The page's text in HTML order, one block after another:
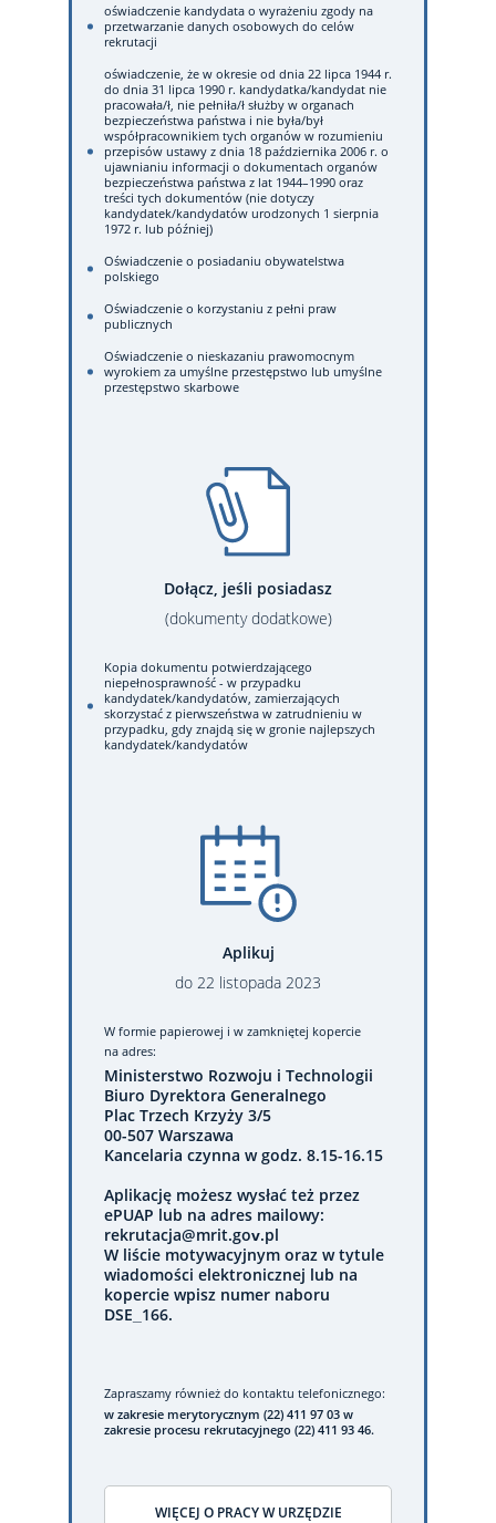
oświadczenie kandydata o wyrażeniu zgody na
przetwarzanie danych osobowych do celów
rekrutacji
oświadczenie, że w okresie od dnia 22 lipca 1944 r.
do dnia 31 lipca 1990 r. kandydatka/kandydat nie
pracowała/ł, nie pełniła/ł służby w organach
bezpieczeństwa państwa i nie była/był
współpracownikiem tych organów w rozumieniu
przepisów ustawy z dnia 18 października 2006 r. o
ujawnianiu informacji o dokumentach organów
bezpieczeństwa państwa z lat 1944–1990 oraz
treści tych dokumentów (nie dotyczy
kandydatek/kandydatów urodzonych 1 sierpnia
1972 r. lub później)
Oświadczenie o posiadaniu obywatelstwa
polskiego
Oświadczenie o korzystaniu z pełni praw
publicznych
Oświadczenie o nieskazaniu prawomocnym
wyrokiem za umyślne przestępstwo lub umyślne
przestępstwo skarbowe
Dołącz, jeśli posiadasz
(dokumenty dodatkowe)
Kopia dokumentu potwierdzającego
niepełnosprawność - w przypadku
kandydatek/kandydatów, zamierzających
skorzystać z pierwszeństwa w zatrudnieniu w
przypadku, gdy znajdą się w gronie najlepszych
kandydatek/kandydatów
Aplikuj
do 22 listopada 2023
W formie papierowej i w zamkniętej kopercie
na adres:
Ministerstwo Rozwoju i Technologii
Biuro Dyrektora Generalnego
Plac Trzech Krzyży 3/5
00-507 Warszawa
Kancelaria czynna w godz. 8.15-16.15
Aplikację możesz wysłać też przez
ePUAP lub na adres mailowy:
rekrutacja@mrit.gov.pl
W liście motywacyjnym oraz w tytule
wiadomości elektronicznej lub na
kopercie wpisz numer naboru
DSE_166.
Zapraszamy również do kontaktu telefonicznego:
w zakresie merytorycznym (22) 411 97 03 w
zakresie procesu rekrutacyjnego (22) 411 93 46.
WIĘCEJ O PRACY W URZĘDZIE